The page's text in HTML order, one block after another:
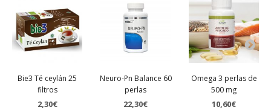
Bie3 Té ceylán 25
filtros
2,30€
Neuro-Pn Balance 60
perlas
22,30€
Omega 3 perlas de
500 mg
10,60€